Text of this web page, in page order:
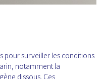
pour surveiller les conditions
notamment la
dissous. Ces